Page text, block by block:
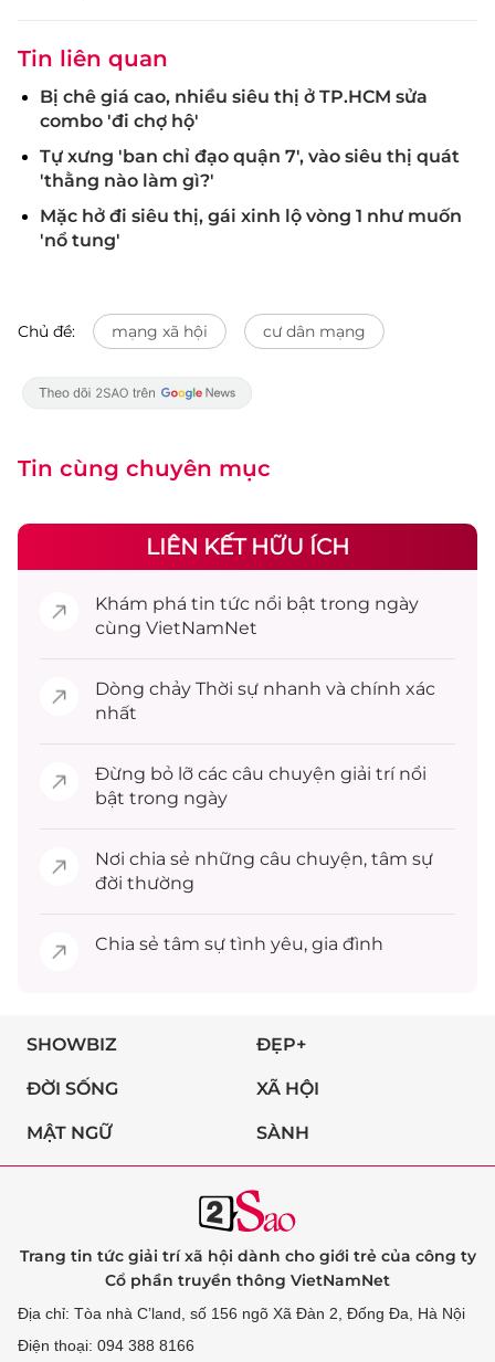
Tin liên quan
Bị chê giá cao, nhiều siêu thị ở TP.HCM sửa
combo 'đi chợ hộ'
Tự xưng 'ban chỉ đạo quận 7', vào siêu thị quát
'thằng nào làm gì?'
Mặc hở đi siêu thị, gái xinh lộ vòng 1 như muốn
'nổ tung'
Chủ đề: mạng xã hội cư dân mạng
Tin cùng chuyên mục
LIÊN KẾT HỮU ÍCH
Khám phá tin tức nổi bật trong ngày
cùng VietNamNet
Dòng chảy Thời sự nhanh và chính xác
nhất
Đừng bỏ lỡ các câu chuyện giải trínổi
bật trong ngày
Nơi chia sẻ những câu chuyện, tâm sự
đời thường
Chia sẻ tâm sự tình yêu, gia đình
SHOWBIZ ĐẸP+
ĐỜI SỐNG XÃ HỘI
MẬT NGỮ SÀNH
Trang tin tức giải trí xã hội dành cho giới trẻ của công ty
Cổ phần truyền thông VietNamNet
Địa chỉ: Tòa nhà C’land, số 156 ngõ Xã Đàn 2, Đống Đa, Hà Nội
Điện thoại: 094 388 8166